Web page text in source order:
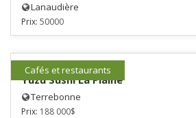
Lanaudière
Prix: 50000
Cafés et restaurants
Yuzu Sushi La Plaine
Terrebonne
Prix: 188 000$